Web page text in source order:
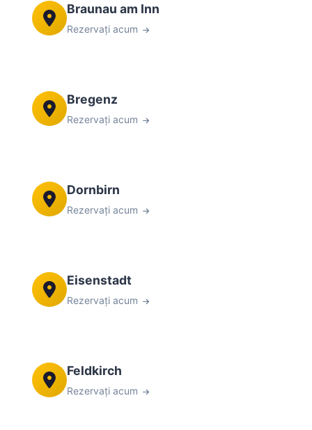
Braunau am Inn
Rezervați acum
Bregenz
Rezervați acum
Dornbirn
Rezervați acum
Eisenstadt
Rezervați acum
Feldkirch
Rezervați acum